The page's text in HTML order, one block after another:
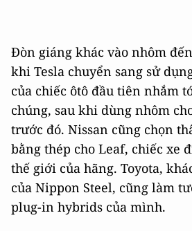
Đòn giáng khác vào nhôm
khi Tesla chuyển sang sử
của chiếc ôtô đầu tiên nhắm
chúng, sau khi dùng nhôm
trước đó. Nissan cũng chọn
bằng thép cho Leaf, chiếc xe
thế giới của hãng. Toyota,
của Nippon Steel, cũng làm
plug-in hybrids của mình.